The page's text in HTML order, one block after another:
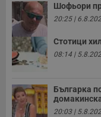
Шофьори
20:25 |
Стотици
08:14 |
Българка
20:03 |